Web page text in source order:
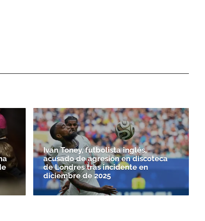
Ivan Toney, futbolista inglés,
acusado de agresión en discoteca
de Londres tras incidente en
diciembre de 2025